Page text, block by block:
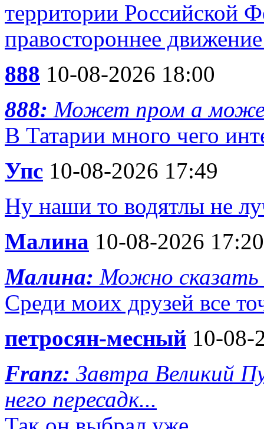
территории Российской
правостороннее
888 10-08-2026 18:00
888: Может пром а
В Татарии много чего
Упс 10-08-2026 17:49
Ну наши то водятлы не
Малина 10-08-2026 17:20
Малина: Можно сказать
Среди моих друзей все
петросян-месный 10-08-
Franz: Завтра Великий
него пересадк...